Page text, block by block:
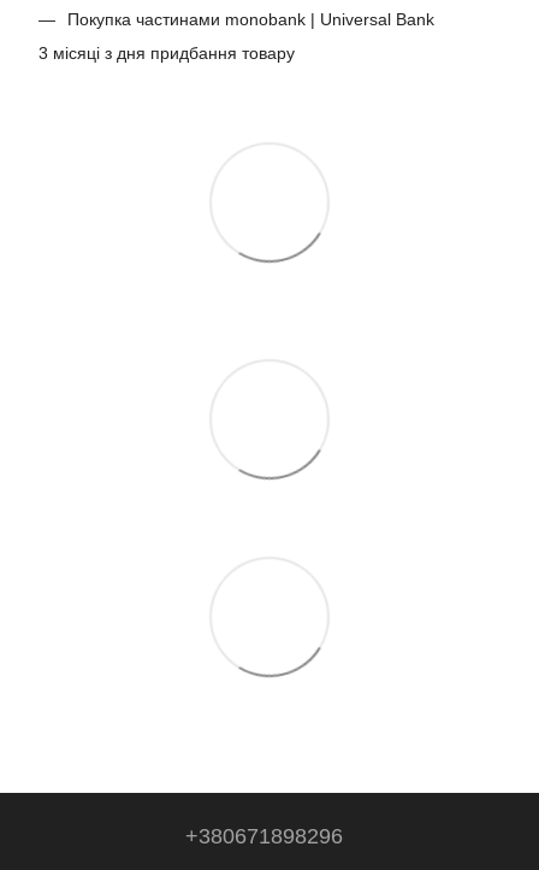
Покупка частинами monobank | Universal Bank
3 місяці з дня придбання товару
+380671898296